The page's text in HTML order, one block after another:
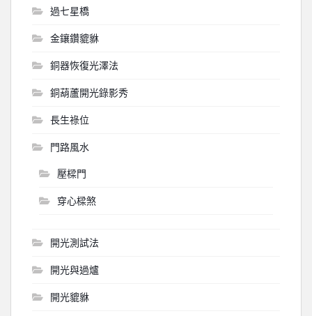
過七星橋
金鑲鑽貔貅
銅器恢復光澤法
銅葫蘆開光錄影秀
長生祿位
門路風水
壓樑門
穿心樑煞
開光測試法
開光與過爐
開光貔貅